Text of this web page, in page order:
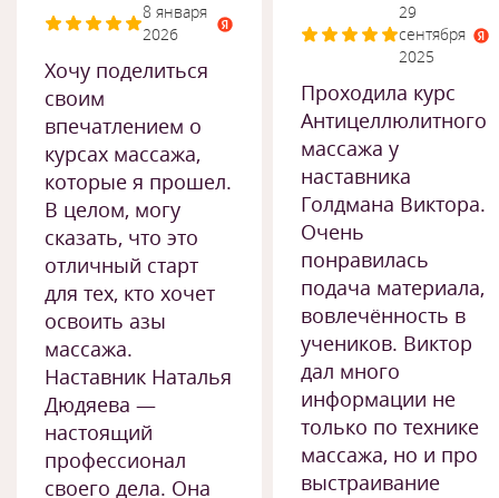
8 января
2026
Хочу поделиться
своим
впечатлением о
курсах массажа,
которые я прошел.
В целом, могу
сказать, что это
отличный старт
для тех, кто хочет
освоить азы
массажа.
Наставник Наталья
Дюдяева —
настоящий
профессионал
своего дела. Она
29
сентября
2025
Проходила курс
Антицеллюлитного
массажа у
наставника
Голдмана Виктора.
Очень
понравилась
подача материала,
вовлечённость в
учеников. Виктор
дал много
информации не
только по технике
массажа, но и про
выстраивание